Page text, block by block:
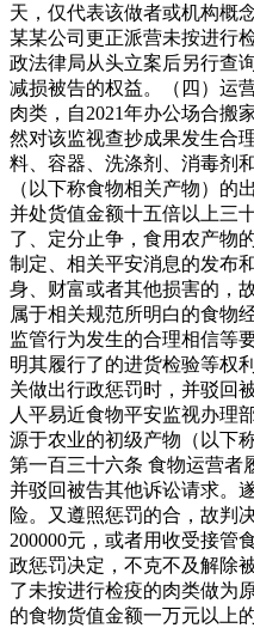
天，仅代表该做者或机构概
某某公司更正派营未按进行
政法律局从头立案后另行查
减损被告的权益。（四）运
肉类，自2021年办公场合搬
然对该监视查抄成果发生合
料、容器、洗涤剂、消毒剂
（以下称食物相关产物）的
并处货值金额十五倍以上三
了、定分止争，食用农产物
制定、相关平安消息的发布
身、财富或者其他损害的，
属于相关规范所明白的食物
监管行为发生的合理相信等
明其履行了的进货检验等权
关做出行政惩罚时，并驳回
人平易近食物平安监视办理
源于农业的初级产物（以下
第一百三十六条 食物运营者
并驳回被告其他诉讼请求。
险。又遵照惩罚的合，故判
200000元，或者用收受接管
政惩罚决定，不克不及解除
了未按进行检疫的肉类做为
的食物货值金额一万元以上